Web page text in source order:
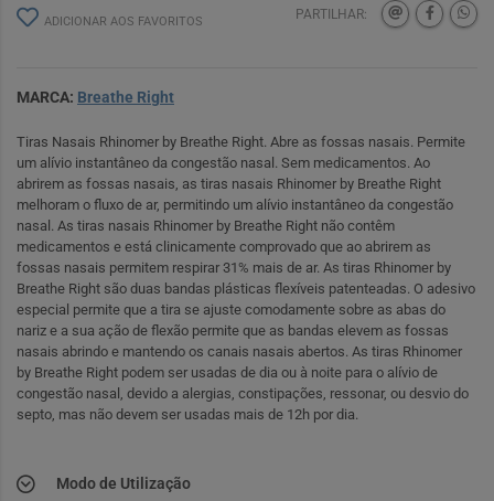
ADICIONAR AOS FAVORITOS PARTILHAR:
MARCA: Breathe Right
Tiras Nasais Rhinomer by Breathe Right. Abre as fossas nasais. Permite
um alívio instantâneo da congestão nasal. Sem medicamentos. Ao
abrirem as fossas nasais, as tiras nasais Rhinomer by Breathe Right
melhoram o fluxo de ar, permitindo um alívio instantâneo da congestão
nasal. As tiras nasais Rhinomer by Breathe Right não contêm
medicamentos e está clinicamente comprovado que ao abrirem as
fossas nasais permitem respirar 31% mais de ar. As tiras Rhinomer by
Breathe Right são duas bandas plásticas flexíveis patenteadas. O adesivo
especial permite que a tira se ajuste comodamente sobre as abas do
nariz e a sua ação de flexão permite que as bandas elevem as fossas
nasais abrindo e mantendo os canais nasais abertos. As tiras Rhinomer
by Breathe Right podem ser usadas de dia ou à noite para o alívio de
congestão nasal, devido a alergias, constipações, ressonar, ou desvio do
septo, mas não devem ser usadas mais de 12h por dia.
Modo de Utilização